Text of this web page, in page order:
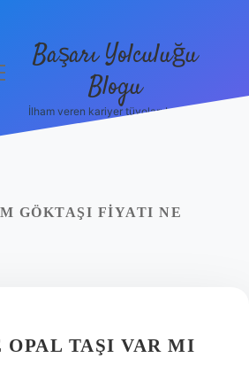
Başarı Yolculuğu
Blogu
İlham veren kariyer tüyoları burada!
GÖKTAŞI FIYATI NE
OPAL TAŞI VAR MI